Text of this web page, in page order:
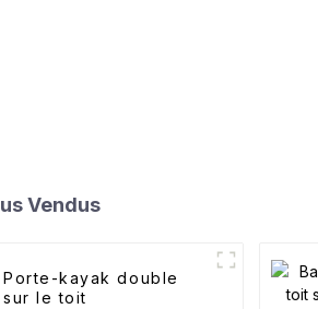
Vendus
Porte-kayak double
sur le toit